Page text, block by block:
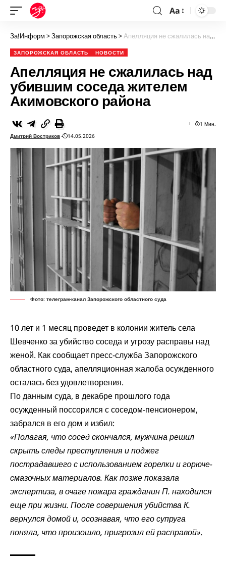
Aa
За!Информ >Запорожская область>Апелляция не сжалилась над убившим соседа жителем Акимовского района
ЗАПОРОЖСКАЯ ОБЛАСТЬ НОВОСТИ
Апелляция не сжалилась над
убившим соседа жителем
Акимовского района
Дмитрий Востриков 14.05.2026
1 Мин.
Фото: телеграм-канал Запорожского областного суда
10 лет и 1 месяц проведет в колонии житель села
Шевченко за убийство соседа и угрозу расправы над
женой. Как сообщает пресс-служба Запорожского
областного суда, апелляционная жалоба осужденного
осталась без удовлетворения.
По данным суда, в декабре прошлого года
осужденный поссорился с соседом-пенсионером,
забрался в его дом и избил:
«Полагая, что сосед скончался, мужчина решил
скрыть следы преступления и поджег
пострадавшего с использованием горелки и горюче-
смазочных материалов. Как позже показала
экспертиза, в очаге пожара гражданин П. находился
еще при жизни. После совершения убийства К.
вернулся домой и, осознавая, что его супруга
поняла, что произошло, пригрозил ей расправой».